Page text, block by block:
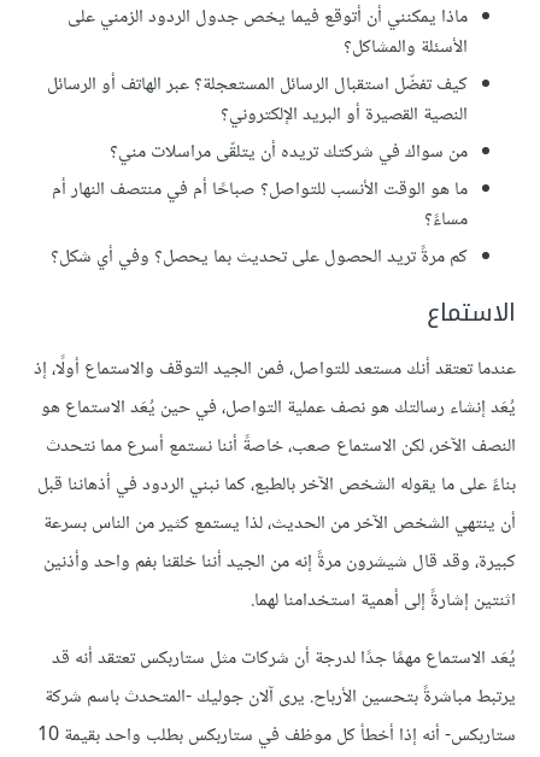
ماذا يمكنني أن أتوقع فيما يخص جدول الردود الزمني على
الأسئلة والمشاكل؟
كيف تفضّل استقبال الرسائل المستعجلة؟ عبر الهاتف أو الرسائل
النصية القصيرة أو البريد الإلكتروني؟
من سواك في شركتك تريده أن يتلقّى مراسلات مني؟
ما هو الوقت الأنسب للتواصل؟ صباحًا أم في منتصف النهار أم
مساءً؟
كم مرةً تريد الحصول على تحديث بما يحصل؟ وفي أي شكل؟
الاستماع
عندما تعتقد أنك مستعد للتواصل، فمن الجيد التوقف والاستماع أولًا، إذ
يُعَد إنشاء رسالتك هو نصف عملية التواصل، في حين يُعَد الاستماع هو
النصف الآخر، لكن الاستماع صعب، خاصةً أننا نستمع أسرع مما نتحدث
بناءً على ما يقوله الشخص الآخر بالطبع، كما نبني الردود في أذهاننا قبل
أن ينتهي الشخص الآخر من الحديث، لذا يستمع كثير من الناس بسرعة
كبيرة، وقد قال شيشرون مرةً إنه من الجيد أننا خلقنا بفم واحد وأذنين
اثنتين إشارةً إلى أهمية استخدامنا لهما.
يُعَد الاستماع مهمًا جدًا لدرجة أن شركات مثل ستاربكس تعتقد أنه قد
يرتبط مباشرةً بتحسين الأرباح. يرى آلان جوليك -المتحدث باسم شركة
ستاربكس- أنه إذا أخطأ كل موظف في ستاربكس بطلب واحد بقيمة 10